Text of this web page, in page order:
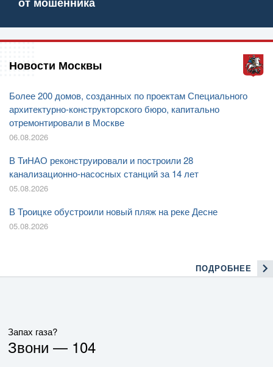
Новости Москвы
Более 200 домов, созданных по проектам Специального
архитектурно-конструкторского бюро, капитально
отремонтировали в Москве
06.08.2026
В ТиНАО реконструировали и построили 28
канализационно-насосных станций за 14 лет
05.08.2026
В Троицке обустроили новый пляж на реке Десне
05.08.2026
ПОДРОБНЕЕ
Запах газа?
Звони — 104